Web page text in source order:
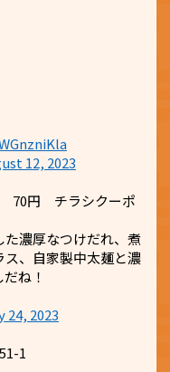
12, 2023
70円 チラシクーポ
濃厚なつけだれ、煮
、自家製中太麺と濃
ね！
24, 2023
1